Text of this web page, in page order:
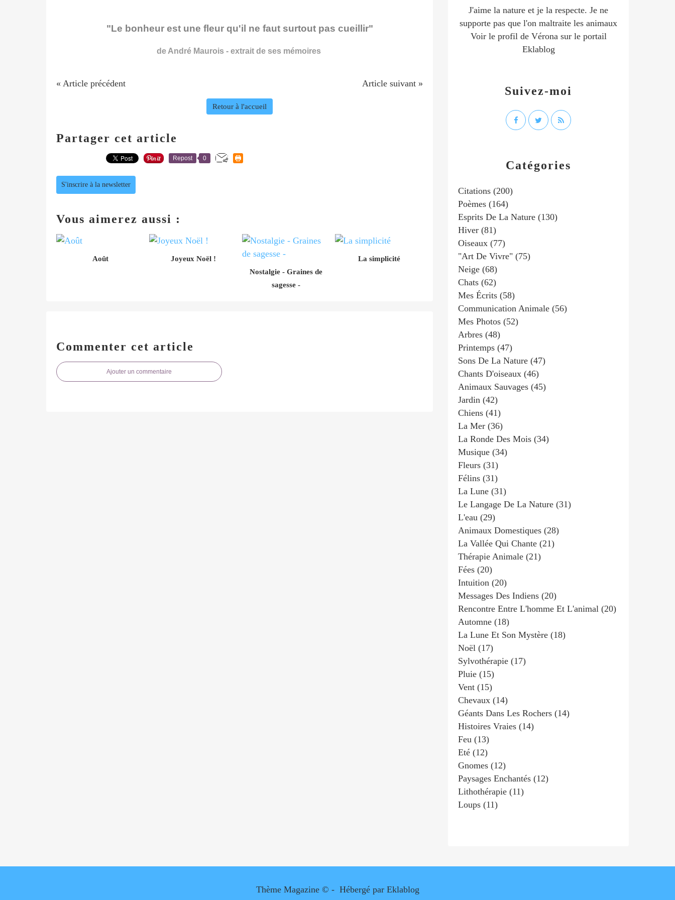
"Le bonheur est une fleur qu'il ne faut surtout pas cueillir"
de André Maurois - extrait de ses mémoires
« Article précédent Article suivant »
Retour à l'accueil
Partager cet article
Repost 0
S'inscrire à la newsletter
Vous aimerez aussi :
Août
Joyeux Noël !
Nostalgie - Graines de
sagesse -
La simplicité
Commenter cet article
Ajouter un commentaire
Catégories
Citations (200)
Poèmes (164)
Esprits De La Nature (130)
Hiver (81)
Oiseaux (77)
"art De Vivre" (75)
Neige (68)
Chats (62)
Mes Écrits (58)
Communication Animale (56)
Mes Photos (52)
Arbres (48)
Printemps (47)
Sons De La Nature (47)
Chants D'oiseaux (46)
Animaux Sauvages (45)
Jardin (42)
Chiens (41)
La Mer (36)
La Ronde Des Mois (34)
Musique (34)
Fleurs (31)
Félins (31)
La Lune (31)
Le Langage De La Nature (31)
L'eau (29)
Animaux Domestiques (28)
La Vallée Qui Chante (21)
Thérapie Animale (21)
Fées (20)
Intuition (20)
Messages Des Indiens (20)
Rencontre Entre L'homme Et L'animal (20)
Automne (18)
La Lune Et Son Mystère (18)
Noël (17)
Sylvothérapie (17)
Pluie (15)
Vent (15)
Chevaux (14)
Géants Dans Les Rochers (14)
Histoires Vraies (14)
Feu (13)
Eté (12)
Gnomes (12)
Paysages Enchantés (12)
Lithothérapie (11)
Loups (11)
Suivez-moi
J'aime la nature et je la respecte. Je ne
supporte pas que l'on maltraite les animaux
Voir le profil de Véronasur le portail
Eklablog
Thème Magazine © - Hébergé par Eklablog